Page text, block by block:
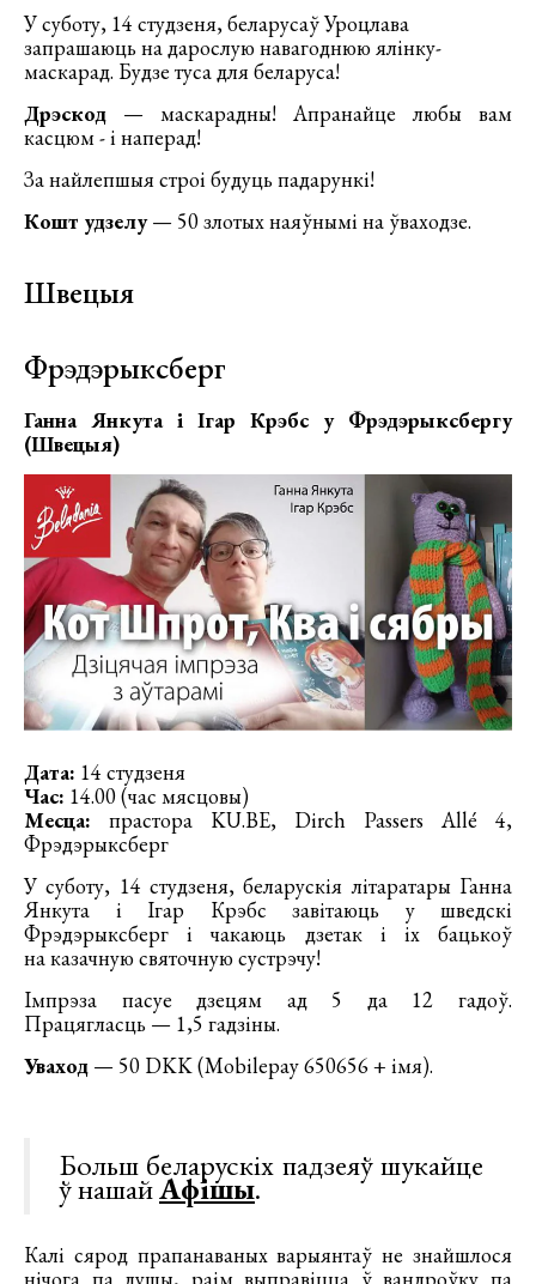
У суботу, 14 студзеня, беларусаў Уроцлава
запрашаюць на дарослую навагоднюю ялінку-
маскарад. Будзе туса для беларуса!
Дрэскод — маскарадны! Апранайце любы вам
касцюм - і наперад!
За найлепшыя строі будуць падарункі!
Кошт удзелу— 50 злотых наяўнымі на ўваходзе.
Швецыя
Фрэдэрыксберг
Ганна Янкута і Ігар Крэбс у Фрэдэрыксбергу
(Швецыя)
Дата: 14 студзеня
Час: 14.00 (час мясцовы)
Месца: прастора KU.BE, Dirch Passers Allé 4,
Фрэдэрыксберг
У суботу, 14 студзеня, беларускія літаратары Ганна
Янкута і Ігар Крэбс завітаюць у шведскі
Фрэдэрыксберг і чакаюць дзетак і іх бацькоў
на казачную святочную сустрэчу!
Імпрэза пасуе дзецям ад 5 да 12 гадоў.
Працягласць — 1,5 гадзіны.
Уваход — 50 DKK (Mobilepay 650656 + iмя).
Больш беларускіх падзеяў шукайце
ў нашайАфішы.
Калі сярод прапанаваных варыянтаў не знайшлося